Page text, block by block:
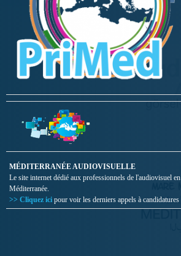
MÉDITERRANÉE AUDIOVISUELLE
Le site internet dédié aux professionnels de l'audiovisuel en
Méditerranée.
>> Cliquez ici pour voir les derniers appels à candidatures